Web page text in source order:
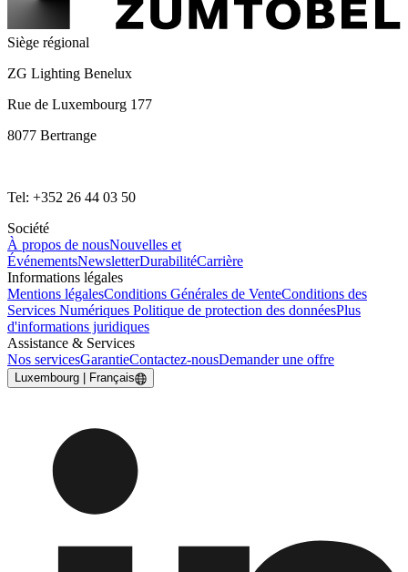
Siège régional
ZG Lighting Benelux
Rue de Luxembourg 177
8077 Bertrange
Tel: +352 26 44 03 50
Société
À propos de nousNouvelles et
ÉvénementsNewsletterDurabilitéCarrière
Informations légales
Mentions légalesConditions Générales de VenteConditions des
Services Numériques Politique de protection des donnéesPlus
d'informations juridiques
Assistance & Services
Nos servicesGarantieContactez-nousDemander une offre
Luxembourg | Français